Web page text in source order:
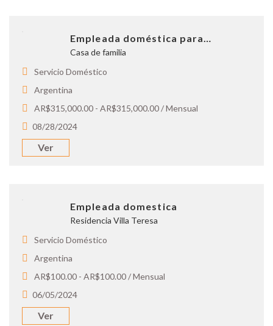
Empleada doméstica para…
Casa de familia
Servicio Doméstico
Argentina
AR$315,000.00 - AR$315,000.00 / Mensual
08/28/2024
Ver
Empleada domestica
Residencia Villa Teresa
Servicio Doméstico
Argentina
AR$100.00 - AR$100.00 / Mensual
06/05/2024
Ver